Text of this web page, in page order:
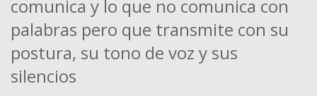
comunica y lo que no comunica con
palabras pero que transmite con su
postura, su tono de voz y sus
silencios